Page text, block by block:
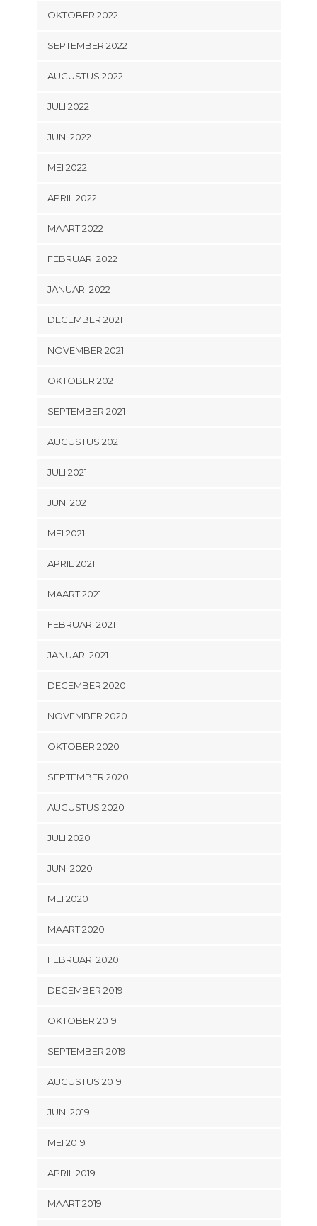
OKTOBER 2022
SEPTEMBER 2022
AUGUSTUS 2022
JULI 2022
JUNI 2022
MEI 2022
APRIL 2022
MAART 2022
FEBRUARI 2022
JANUARI 2022
DECEMBER 2021
NOVEMBER 2021
OKTOBER 2021
SEPTEMBER 2021
AUGUSTUS 2021
JULI 2021
JUNI 2021
MEI 2021
APRIL 2021
MAART 2021
FEBRUARI 2021
JANUARI 2021
DECEMBER 2020
NOVEMBER 2020
OKTOBER 2020
SEPTEMBER 2020
AUGUSTUS 2020
JULI 2020
JUNI 2020
MEI 2020
MAART 2020
FEBRUARI 2020
DECEMBER 2019
OKTOBER 2019
SEPTEMBER 2019
AUGUSTUS 2019
JUNI 2019
MEI 2019
APRIL 2019
MAART 2019